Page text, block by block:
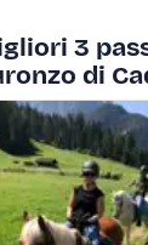
3
di